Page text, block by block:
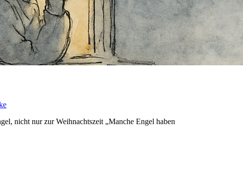
nicht nur zur Weihnachtszeit „Manche Engel haben